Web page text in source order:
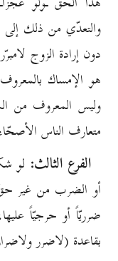
والتعدّي من ذلك إلى
دون إرادة الزوج
هو الإمساك
وليس المعروف من
متعارف الناس
الفرع الثالث: لو
أو الضرب من غير
ضرريّاً أو حرجيّاً
بقاعدة (لاضرر